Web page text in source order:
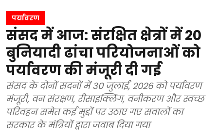
पर्यावरण
संसद में आज: संरक्षित क्षेत्रों में 20
बुनियादी ढांचा परियोजनाओं को
पर्यावरण की मंजूरी दी गई
संसद के दोनों सदनों में 30 जुलाई, 2026 को पर्यावरण
मंजूरी, वन संरक्षण, रीसाइक्लिंग, वनीकरण और स्वच्छ
परिवहन समेत कई मुद्दों पर उठाए गए सवालों का
सरकार के मंत्रियों द्वारा जवाब दिया गया